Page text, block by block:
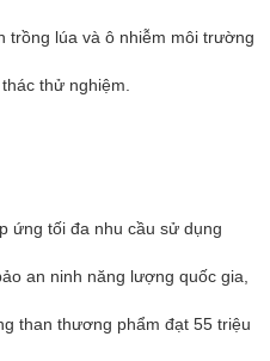
trồng lúa và ô nhiễm môi trường
thử nghiệm.
ứng tối đa nhu cầu sử dụng
an ninh năng lượng quốc gia,
than thương phẩm đạt 55 triệu